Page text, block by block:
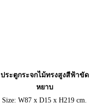
ประตูกระจกไม้ทรงสูงสีฟ้าขัด
หยาบ
Size: W87 x D15 x H219 cm.